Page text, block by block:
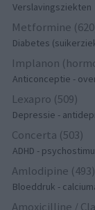
Verslavingsziekten
Metformine
Diabetes
Implanon
Anticonceptie -
Lexapro (509)
Depressie -
Concerta (503)
ADHD -
Amlodipine (493)
Bloeddruk -
Amoxicilline /